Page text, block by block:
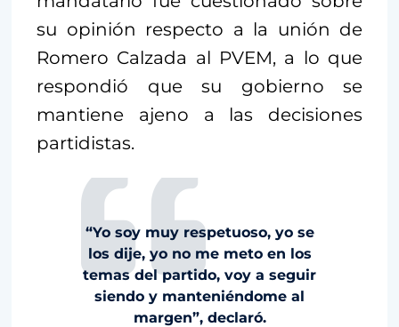
su opinión respecto a la unión de
Romero Calzada al PVEM, a lo que
respondió que su gobierno se
mantiene ajeno a las decisiones
partidistas.
“Yo soy muy respetuoso, yo se
los dije, yo no me meto en los
temas del partido, voy a seguir
siendo y manteniéndome al
margen”, declaró.